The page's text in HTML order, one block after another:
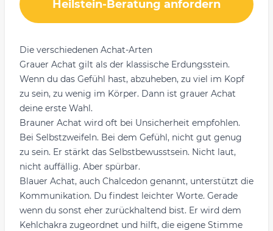
Heilstein-Beratung anfordern
Die verschiedenen Achat-Arten
Grauer Achat gilt als der klassische Erdungsstein.
Wenn du das Gefühl hast, abzuheben, zu viel im Kopf
zu sein, zu wenig im Körper. Dann ist grauer Achat
deine erste Wahl.
Brauner Achat wird oft bei Unsicherheit empfohlen.
Bei Selbstzweifeln. Bei dem Gefühl, nicht gut genug
zu sein. Er stärkt das Selbstbewusstsein. Nicht laut,
nicht auffällig. Aber spürbar.
Blauer Achat, auch Chalcedon genannt, unterstützt die
Kommunikation. Du findest leichter Worte. Gerade
wenn du sonst eher zurückhaltend bist. Er wird dem
Kehlchakra zugeordnet und hilft, die eigene Stimme